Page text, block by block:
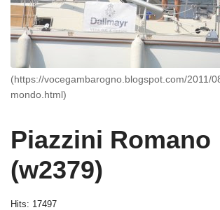
(https://vocegambarogno.blogspot.com/2011/
mondo.html)
Piazzini Romano
(w2379)
Hits: 17497